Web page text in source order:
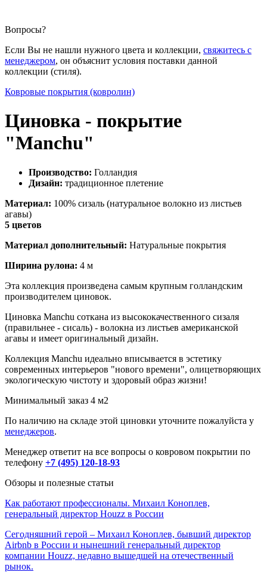
Вопросы?
Если Вы не нашли нужного цвета и коллекции, свяжитесь с
менеджером, он объяснит условия поставки данной
коллекции (стиля).
Ковровые покрытия (ковролин)
Циновка - покрытие
"Manchu"
Производство: Голландия
Дизайн: традиционное плетение
Материал: 100% сизаль (натуральное волокно из листьев
агавы)
5 цветов
Материал дополнительный: Натуральные покрытия
Ширина рулона: 4 м
Эта коллекция произведена самым крупным голландским
производителем циновок.
Циновка Manchu соткана из высококачественного сизаля
(правильнее - сисаль) - волокна из листьев американской
агавы и имеет оригинальный дизайн.
Коллекция Manchu идеально вписывается в эстетику
современных интерьеров "нового времени", олицетворяющих
экологическую чистоту и здоровый образ жизни!
Минимальный заказ 4 м2
По наличию на складе этой циновки уточните пожалуйста у
менеджеров.
Менеджер ответит на все вопросы о ковровом покрытии по
телефону +7 (495) 120-18-93
Обзоры и полезные статьи
Как работают профессионалы. Михаил Коноплев,
генеральный директор Houzz в России
Сегодняшний герой – Михаил Коноплев, бывший директор
Airbnb в России и нынешний генеральный директор
компании Houzz, недавно вышедшей на отечественный
рынок.